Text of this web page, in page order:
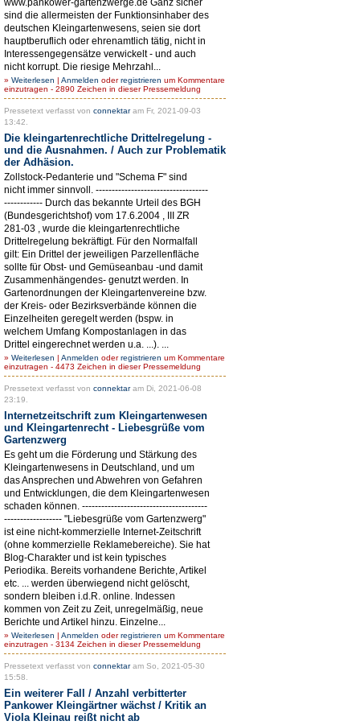
sind die allermeisten der Funktionsinhaber des
deutschen Kleingartenwesens, seien sie dort
hauptberuflich oder ehrenamtlich tätig, nicht in
Interessengegensätze verwickelt - und auch
nicht korrupt. Die riesige Mehrzahl...
» Weiterlesen | Anmelden oderregistrieren um Kommentare
einzutragen - 2890 Zeichen in dieser Pressemeldung
Pressetext verfasst von connektaram Fr, 2021-09-03
13:42.
Die kleingartenrechtliche Drittelregelung -
und die Ausnahmen. / Auch zur Problematik
der Adhäsion.
Zollstock-Pedanterie und "Schema F" sind
nicht immer sinnvoll. -----------------------------------
------------ Durch das bekannte Urteil des BGH
(Bundesgerichtshof) vom 17.6.2004 , III ZR
281-03 , wurde die kleingartenrechtliche
Drittelregelung bekräftigt. Für den Normalfall
gilt: Ein Drittel der jeweiligen Parzellenfläche
sollte für Obst- und Gemüseanbau -und damit
Zusammenhängendes- genutzt werden. In
Gartenordnungen der Kleingartenvereine bzw.
der Kreis- oder Bezirksverbände können die
Einzelheiten geregelt werden (bspw. in
welchem Umfang Kompostanlagen in das
Drittel eingerechnet werden u.a. ...). ...
» Weiterlesen | Anmelden oderregistrieren um Kommentare
einzutragen - 4473 Zeichen in dieser Pressemeldung
Pressetext verfasst von connektaram Di, 2021-06-08
23:19.
Internetzeitschrift zum Kleingartenwesen
und Kleingartenrecht - Liebesgrüße vom
Gartenzwerg
Es geht um die Förderung und Stärkung des
Kleingartenwesens in Deutschland, und um
das Ansprechen und Abwehren von Gefahren
und Entwicklungen, die dem Kleingartenwesen
schaden können. ---------------------------------------
------------------ "Liebesgrüße vom Gartenzwerg"
ist eine nicht-kommerzielle Internet-Zeitschrift
(ohne kommerzielle Reklamebereiche). Sie hat
Blog-Charakter und ist kein typisches
Periodika. Bereits vorhandene Berichte, Artikel
etc. ... werden überwiegend nicht gelöscht,
sondern bleiben i.d.R. online. Indessen
kommen von Zeit zu Zeit, unregelmäßig, neue
Berichte und Artikel hinzu. Einzelne...
» Weiterlesen | Anmelden oderregistrieren um Kommentare
einzutragen - 3134 Zeichen in dieser Pressemeldung
Pressetext verfasst von connektaram So, 2021-05-30
15:58.
Ein weiterer Fall / Anzahl verbitterter
Pankower Kleingärtner wächst / Kritik an
Viola Kleinau reißt nicht ab